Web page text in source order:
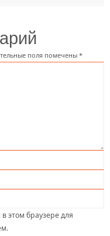
поля помечены *
этом браузере для